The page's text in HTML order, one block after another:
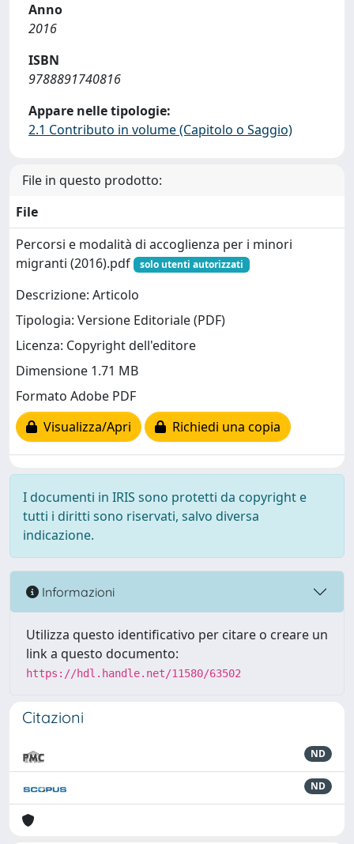
Anno
2016
ISBN
9788891740816
Appare nelle tipologie:
2.1 Contributo in volume (Capitolo o Saggio)
File in questo prodotto:
File
Percorsi e modalità di accoglienza per i minori
migranti (2016).pdf
solo utenti autorizzati
Descrizione: Articolo
Tipologia: Versione Editoriale (PDF)
Licenza: Copyright dell'editore
Dimensione 1.71 MB
Formato Adobe PDF
Visualizza/Apri
Richiedi una copia
I documenti in IRIS sono protetti da copyright e
tutti i diritti sono riservati, salvo diversa
indicazione.
Informazioni
Utilizza questo identificativo per citare o creare un
link a questo documento:
https://hdl.handle.net/11580/63502
Citazioni
ND
ND